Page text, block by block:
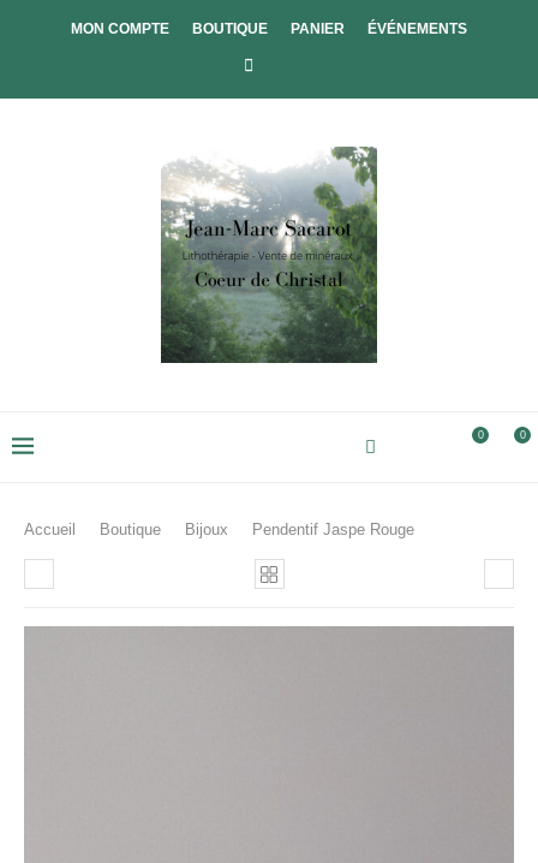
MON COMPTE BOUTIQUE PANIER ÉVÉNEMENTS
0 0
Accueil Boutique Bijoux Pendentif Jaspe Rouge